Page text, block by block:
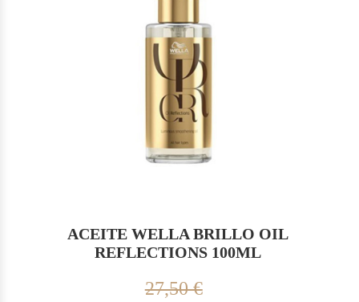
ACEITE WELLA BRILLO OIL
REFLECTIONS 100ML
27,50 €